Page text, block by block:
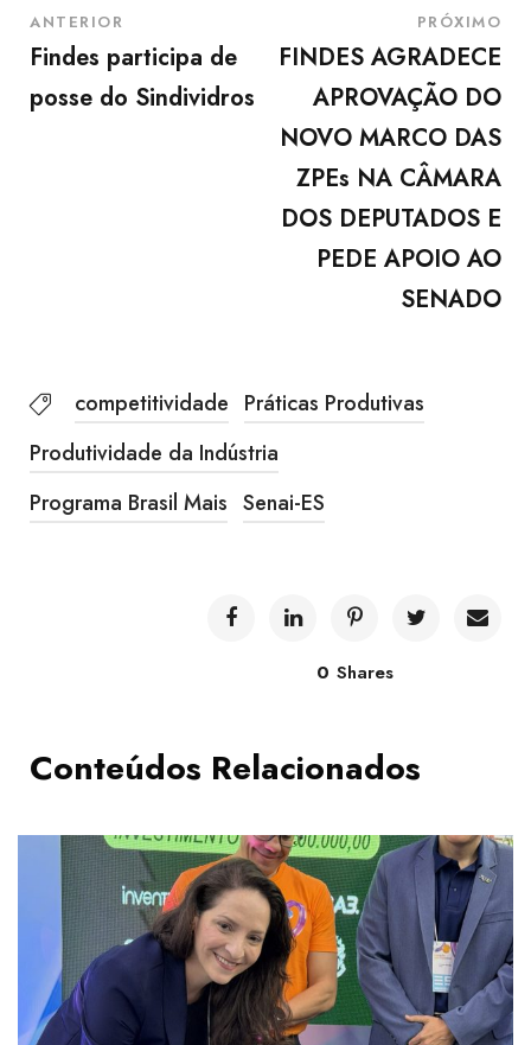
ANTERIOR
Findes participa de
posse do Sindividros
PRÓXIMO
FINDES AGRADECE
APROVAÇÃO DO
NOVO MARCO DAS
ZPEs NA CÂMARA
DOS DEPUTADOS E
PEDE APOIO AO
SENADO
competitividade Práticas Produtivas
Produtividade da Indústria
Programa Brasil Mais Senai-ES
0 Shares
Conteúdos Relacionados